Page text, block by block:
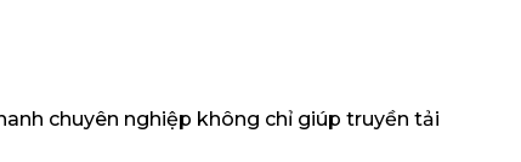
chuyên nghiệp không chỉ giúp truyền tải